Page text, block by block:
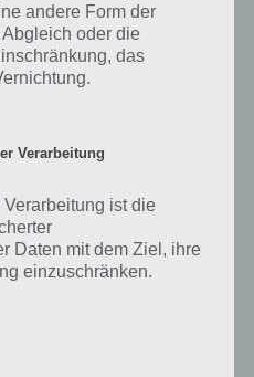
logischem Denken zu tun. So
gesagt frisst ein Affe? Richtig
andere Form der
oder die
das
Verarbeitung
ist die
Daten mit dem Ziel, ihre
einzuschränken.